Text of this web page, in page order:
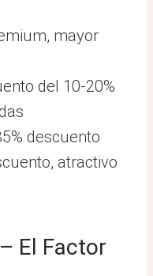
mayor
del 10-20%
descuento
atractivo
El Factor